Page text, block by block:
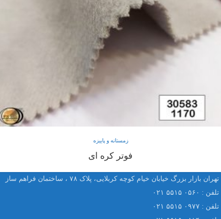
زمستانه و پاییزه
فوتر کره ای
تهران بازار بزرگ خیابان خیام کوچه کربلایی، پلاک ۷۸ ، ساختمان فراهم ساز
تلفن : ۰۵۶۰ ۵۵۱۵ ۰۲۱
تلفن : ۰۹۷۷ ۵۵۱۵ ۰۲۱